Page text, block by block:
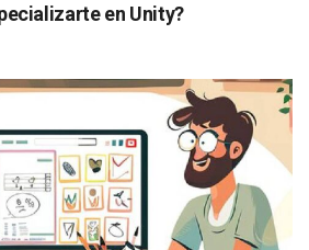
en Unity?